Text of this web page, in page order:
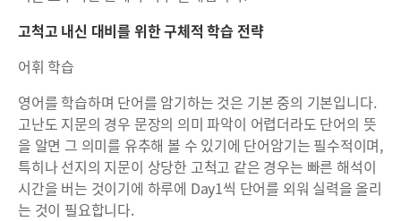
고척고 내신 대비를 위한 구체적 학습 전략
어휘 학습
영어를 학습하며 단어를 암기하는 것은 기본 중의 기본입니다.
고난도 지문의 경우 문장의 의미 파악이 어렵더라도 단어의 뜻
을 알면 그 의미를 유추해 볼 수 있기에 단어암기는 필수적이며,
특히나 선지의 지문이 상당한 고척고 같은 경우는 빠른 해석이
시간을 버는 것이기에 하루에 Day1씩 단어를 외워 실력을 올리
는 것이 필요합니다.